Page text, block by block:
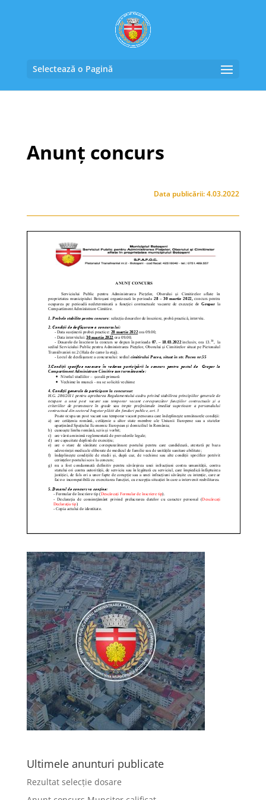
Selectează o Pagină
Anunț concurs
Data publicării: 4.03.2022
Ultimele anunturi publicate
Rezultat selecție dosare